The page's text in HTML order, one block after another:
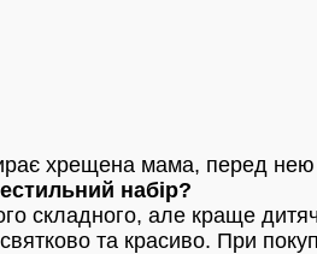
хрещена мама, перед нею
набір?
складного, але краще
та красиво. При